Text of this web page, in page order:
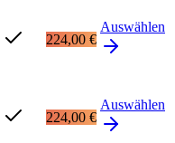
224,00 €
Auswählen
224,00 €
Auswählen